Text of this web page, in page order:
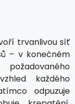
trvanlivou síť
– v konečném
každého
odpuzuje